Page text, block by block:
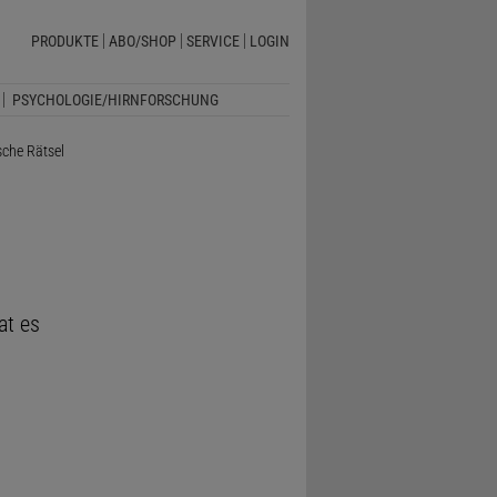
PRODUKTE ABO/SHOP SERVICE LOGIN
PSYCHOLOGIE/HIRNFORSCHUNG
Rätsel
es